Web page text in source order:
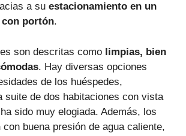
a su estacionamiento en un
portón.
son descritas como limpias, bien
. Hay diversas opciones
de los huéspedes,
suite de dos habitaciones con vista
sido muy elogiada. Además, los
con buena presión de agua caliente,